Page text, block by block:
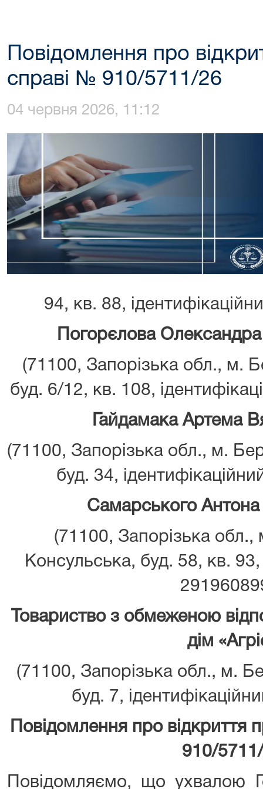
Повідомлення про
справі № 910/5711/26
04 червня 2026, 11:12
94, кв. 88,
Погорєлова
(71100, Запорізька обл., м.
буд. 6/12, кв. 108,
Гайдамака Артема
(71100, Запорізька обл., м.
буд. 34,
Самарського Антона
(71100, Запорізька
Консульська, буд. 58, кв. 93,
Товариство з обмеженою
дім
(71100, Запорізька обл., м.
буд. 7,
Повідомлення про
910/
Повідомляємо, що ухвалою